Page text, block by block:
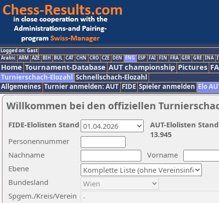
Logged on: Gast
Arabic ARM AZE BIH BUL CAT CHN CRO CZE DEN ENG ESP FAI FIN FRA GER GRE INA
Home Tournament-Database AUT championship Pictures
Turnierschach-Elozahl Schnellschach-Elozahl
Allgemeines Turnier anmelden: AUT FIDE Spieler anmelden Elo
Willkommen bei den offiziellen
Nachname
Vorname
Ebene
Personennummer
Bundesland
Spgem./Kreis/Verein
AUT-Elolisten
13.945
FIDE-Elolisten Stand